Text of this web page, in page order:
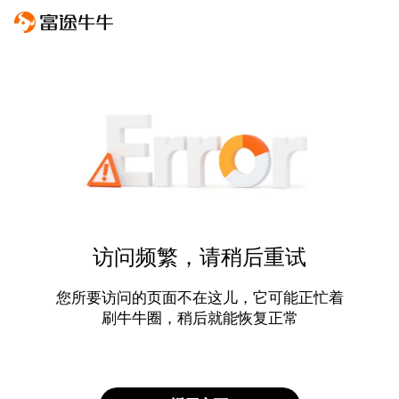
访问频繁，请稍后重试
您所要访问的页面不在这儿，它可能正忙着
刷牛牛圈，稍后就能恢复正常